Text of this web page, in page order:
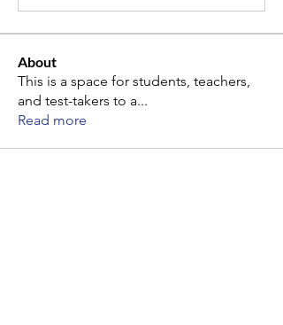
About
This is a space for students, teachers,
and test-takers to a...
Read more